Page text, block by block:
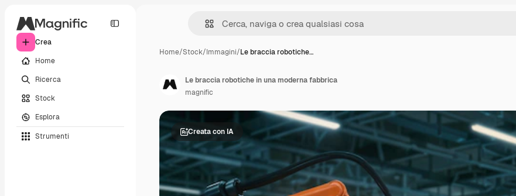
Crea
Home
Ricerca
Stock
Esplora
Strumenti
Home/Stock/Immagini/Le braccia robotiche…
Creata con IA
Le braccia robotiche in una moderna fabbrica
magnific